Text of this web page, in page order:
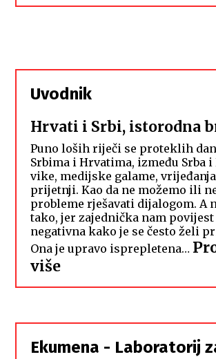
Uvodnik
Hrvati i Srbi, istorodna
Puno loših riječi se proteklih
Srbima i Hrvatima, između Srba i
vike, medijske galame,
prijetnji. Kao da ne možemo ili
probleme rješavati dijalogom. A
tako, jer zajednička nam
negativna kako je se često želi
Ona je upravo isprepletena…
više:
Hrvati
Srbi,
istorodna
Ekumena - Laboratorij